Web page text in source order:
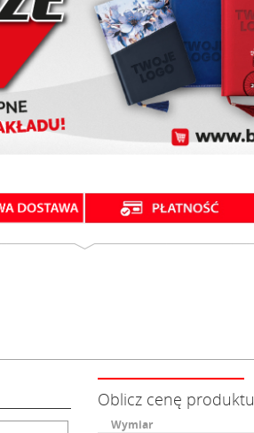
Oblicz cenę produktu
Wymiar